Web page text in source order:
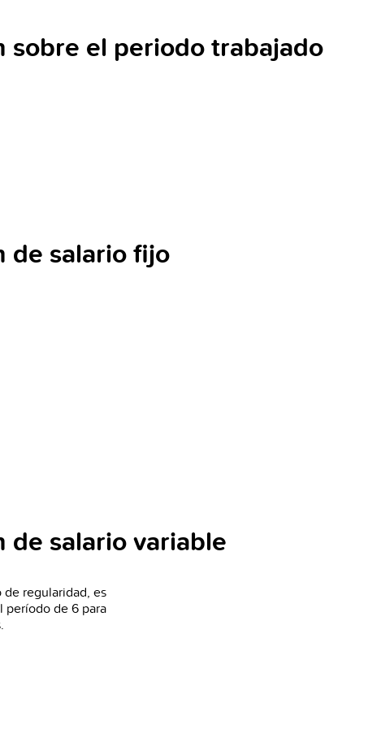
sobre el periodo trabajado
de salario fijo
de salario variable
regularidad, es
período de 6 para